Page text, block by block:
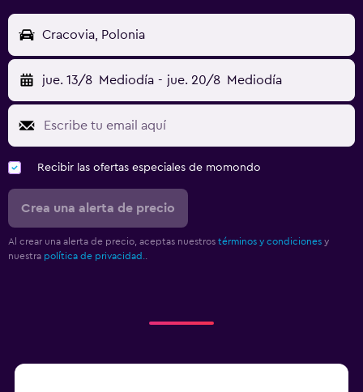
Cracovia, Polonia
jue. 13/8 Mediodía - jue. 20/8 Mediodía
Recibir las ofertas especiales de momondo
Crea una alerta de precio
Al crear una alerta de precio, aceptas nuestros términos y condiciones y
nuestra política de privacidad..